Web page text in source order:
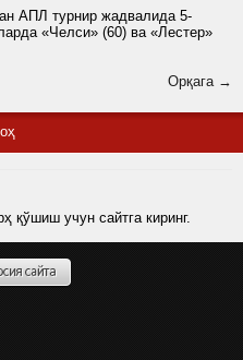
АПЛ турнир жадвалида 5-
«Челси» (60) ва «Лестер»
Орқага →
қўшиш учун сайтга киринг.